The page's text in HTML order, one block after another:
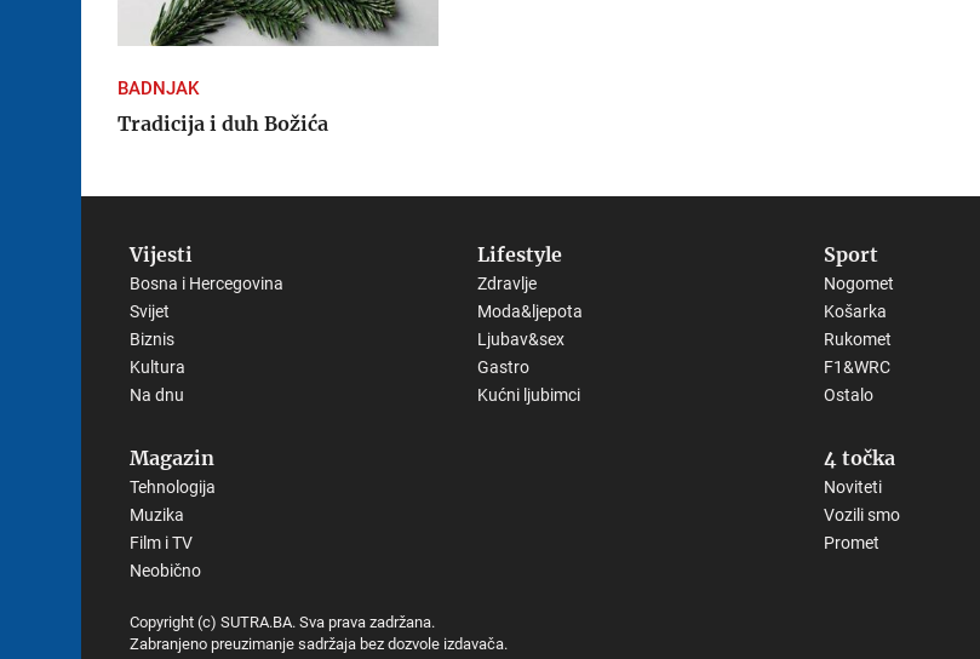
BADNJAK
Tradicija i duh Božića
Vijesti
Bosna i Hercegovina
Svijet
Biznis
Kultura
Na dnu
Magazin
Tehnologija
Muzika
Film i TV
Neobično
Lifestyle
Zdravlje
Moda&ljepota
Ljubav&sex
Gastro
Kućni ljubimci
Sport
Nogomet
Košarka
Rukomet
F1&WRC
Ostalo
4 točka
Noviteti
Vozili smo
Promet
Copyright (c) SUTRA.BA. Sva prava zadržana.
Zabranjeno preuzimanje sadržaja bez dozvole izdavača.